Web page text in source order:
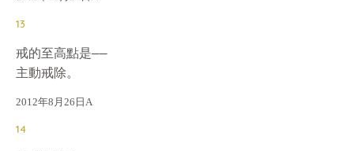
13
戒的至高點是——
主動戒除。
2012年8月26日A
14